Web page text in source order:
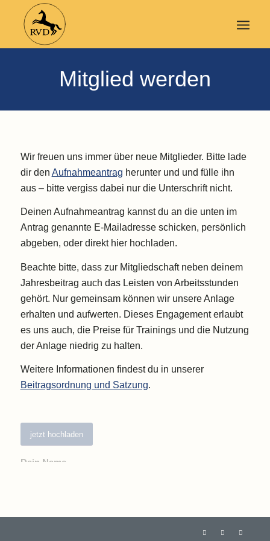
Mitglied werden
Wir freuen uns immer über neue Mitglieder. Bitte lade
dir den Aufnahmeantrag herunter und und fülle ihn
aus – bitte vergiss dabei nur die Unterschrift nicht.
Deinen Aufnahmeantrag kannst du an die unten im
Antrag genannte E-Mailadresse schicken, persönlich
abgeben, oder direkt hier hochladen.
Beachte bitte, dass zur Mitgliedschaft neben deinem
Jahresbeitrag auch das Leisten von Arbeitsstunden
gehört. Nur gemeinsam können wir unsere Anlage
erhalten und aufwerten. Dieses Engagement erlaubt
es uns auch, die Preise für Trainings und die Nutzung
der Anlage niedrig zu halten.
Weitere Informationen findest du in unserer
Beitragsordnung und Satzung.
jetzt hochladen
Dein Name